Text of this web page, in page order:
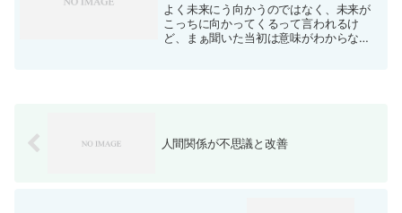
よく未来にう向かうのではなく、未来が
こっちに向かってくるって言われるけ
ど、まぁ聞いた当初は意味がわからな
人間関係が不思議と改善